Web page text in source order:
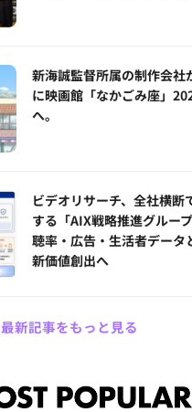
新海誠監督所属の制作会社
に映画館「なかごみ座」
へ。
ビデオリサーチ、全社横断
する「AIX戦略推進グルー
聴率・広告・生活者データ
新価値創出へ
最新記事をもっと見る